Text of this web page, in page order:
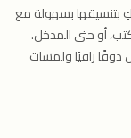
بتنسيقها بسهولة مع
أو حتى المدخل.
راقيًا ولمسات